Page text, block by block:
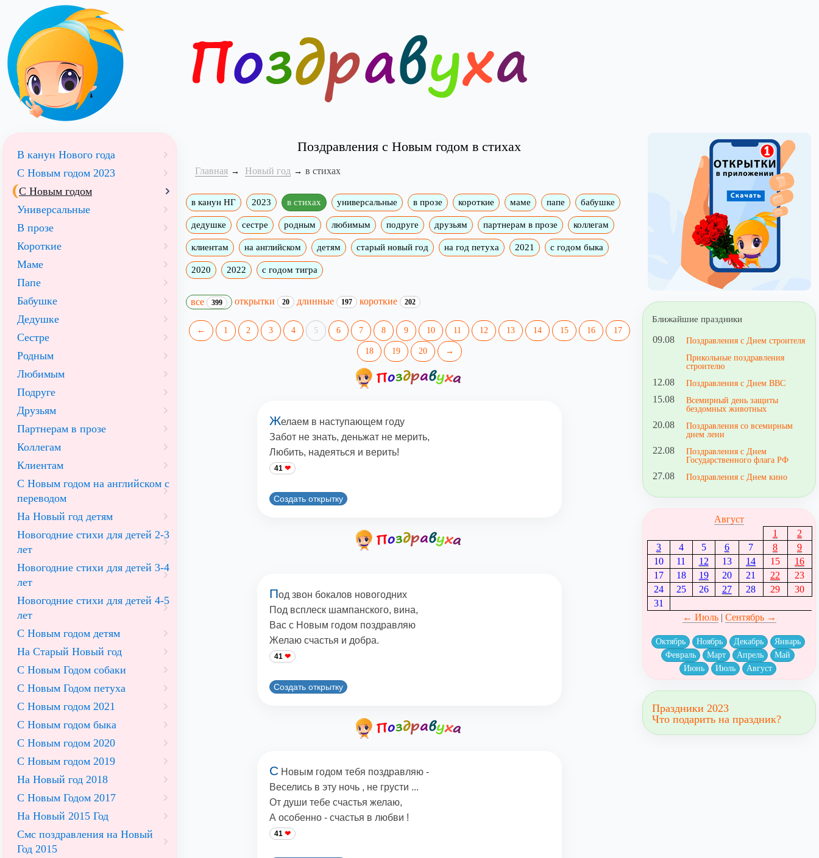
Поздравления с Новым годом в стихах
Главная Новый год в стихах
в канун НГ 2023 в стихах универсальные в прозе короткие маме папе бабушке
дедушке сестре родным любимым подруге друзьям партнерам в прозе коллегам
клиентам на английском детям старый новый год на год петуха 2021 с годом быка
2020 2022 с годом тигра
все 399 открытки 20 длинные 197 короткие 202
← 1 2 3 4 5 6 7 8 9 10 11 12 13 14 15 16 17
18 19 20 →
Желаем в наступающем году
Забот не знать, деньжат не мерить,
Любить, надеяться и верить!
41
Создать открытку
Под звон бокалов новогодних
Под всплеск шампанского, вина,
Вас с Новым годом поздравляю
Желаю счастья и добра.
41
Создать открытку
СНовым годом тебя поздравляю -
Веселись в эту ночь , не грусти ...
От души тебе счастья желаю,
А особенно - счастья в любви !
41
В канун Нового года
С Новым годом 2023
С Новым годом
Универсальные
В прозе
Короткие
Маме
Папе
Бабушке
Дедушке
Сестре
Родным
Любимым
Подруге
Друзьям
Партнерам в прозе
Коллегам
Клиентам
С Новым годом на английском с
переводом
На Новый год детям
Новогодние стихи для детей 2-3
лет
Новогодние стихи для детей 3-4
лет
Новогодние стихи для детей 4-5
лет
С Новым годом детям
На Старый Новый год
С Новым Годом собаки
С Новым Годом петуха
С Новым годом 2021
С Новым годом быка
С Новым годом 2020
С Новым годом 2019
На Новый год 2018
С Новым Годом 2017
На Новый 2015 Год
Смс поздравления на Новый
Год 2015
Ближайшие праздники
09.08
Поздравления с Днем строителя
Прикольные поздравления
строителю
12.08 Поздравления с Днем ВВС
15.08
Всемирный день защиты
бездомных животных
20.08
Поздравления со всемирным
днем лени
22.08
Поздравления с Днем
Государственного флага РФ
27.08 Поздравления с Днем кино
Август
1
2
3
4 5 6 7 8
9
10
11 12 13 14 15
16
17
18 19 20 21 22
23
24
25 26 27 28 29
30
31
← Июль| Сентябрь →
Октябрь Ноябрь Декабрь
Январь
Февраль
Март Апрель
Май
Июнь
Июль Август
Праздники 2023
Что подарить на праздник?